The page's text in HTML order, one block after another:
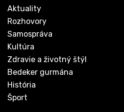
Aktuality
Rozhovory
Samospráva
Kultúra
Zdravie a životný štýl
Bedeker gurmána
História
Šport